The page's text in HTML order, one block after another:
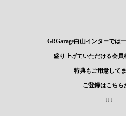
GRGarage白山インターでは
盛り上げていただける会員
特典もご用意してま
ご登録はこちら
↓↓↓